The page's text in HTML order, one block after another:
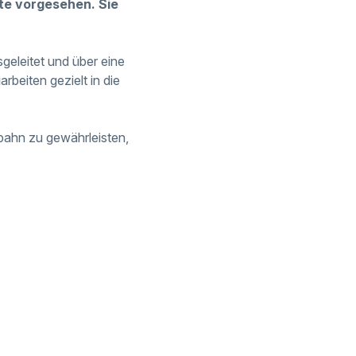
vorgesehen. Sie
und über eine
gezielt in die
zu gewährleisten,